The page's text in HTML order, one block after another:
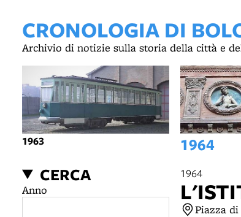
CRONOLOGIA DI
Archivio di notizie sulla storia della città e
1963 1964
CERCA
Anno
1964
Piazza